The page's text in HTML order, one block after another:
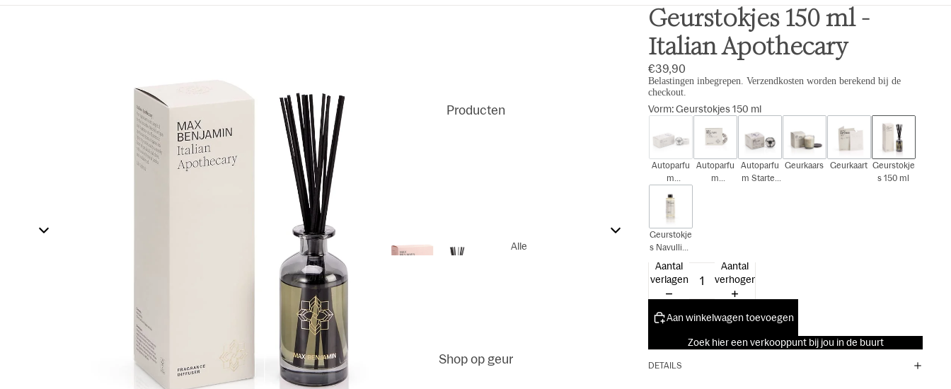
Producten
Alle
Geurstok
Shop op geur
Geurstokjes 150 ml -
Italian Apothecary
€39,90
Belastingen inbegrepen. Verzendkosten worden berekend bij de
checkout.
Vorm:Geurstokjes 150 ml
Autoparfu
m
Autoparfu
m
Autoparfu
m Starter
Geurkaars Geurkaart Geurstokje
s 150 ml
Geurstokje
s Navulling
150 ml
Aantal
verlagen
Aantal
verhogen
Aan winkelwagen toevoegen
Zoek hier een verkooppunt bij jou in de buurt
DETAILS